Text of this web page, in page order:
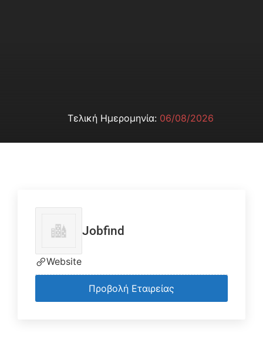
Τελική Ημερομηνία: 06/08/2026
Jobfind
Website
Προβολή Εταιρείας